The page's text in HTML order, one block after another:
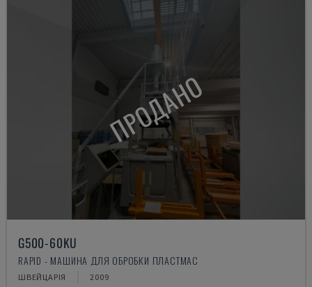
ПРОДАНО
G500-60KU
RAPID - МАШИНА ДЛЯ ОБРОБКИ ПЛАСТМАС
ШВЕЙЦАРІЯ 2009